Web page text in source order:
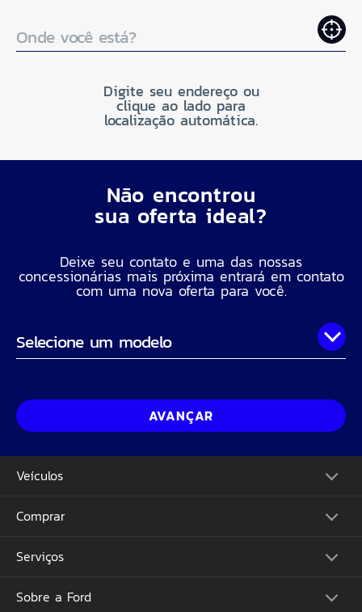
Onde você está?
Digite seu endereço ou
clique ao lado para
localização automática.
Não encontrou
sua oferta ideal?
Deixe seu contato e uma das nossas
concessionárias mais próxima entrará em contato
com uma nova oferta para você.
Onde você está?Nome Completo
Telefone
AVANÇAR
Veículos
Picapes
Suvs
Performance
Comprar
Monte o Seu
Ofertas
Concessionárias
Serviços
Atualização Sync
Sobre a Ford